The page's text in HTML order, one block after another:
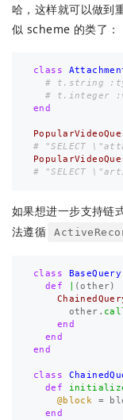
哈，这样就可以做到
似 scheme 的类了：
class
# t.string
# t.integer
end
# "SELECT
# "SELECT
如果想进一步支持链
法遵循
class
BaseQuery
def
(other)
other .
end
end
end
class
def
@block
=
end